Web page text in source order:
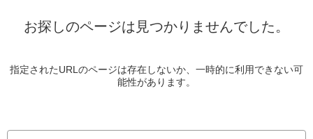
お探しのページは見つかりませんでした。
指定されたURLのページは存在しないか、一時的に利用できない可
能性があります。